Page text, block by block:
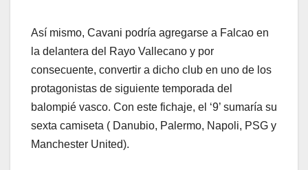
Así mismo, Cavani podría agregarse a Falcao en
la delantera del Rayo Vallecano y por
consecuente, convertir a dicho club en uno de los
protagonistas de siguiente temporada del
balompié vasco. Con este fichaje, el ‘9’ sumaría su
sexta camiseta ( Danubio, Palermo, Napoli, PSG y
Manchester United).